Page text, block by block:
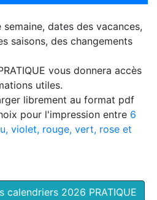
dates des vacances,
saisons, des changements
vous donnera accès
utiles.
librement au format pdf
pour l'impression entre 6
violet, rouge, vert, rose et
calendriers 2026 PRATIQUE